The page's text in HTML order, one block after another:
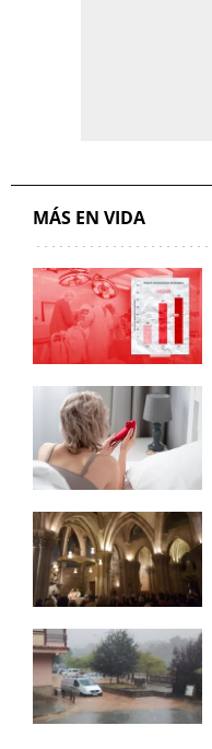
MÁS EN VIDA